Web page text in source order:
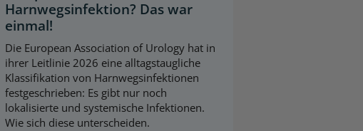
Harnwegsinfektion? Das war
einmal!
Die European Association of Urology hat in
ihrer Leitlinie 2026 eine alltagstaugliche
Klassifikation von Harnwegsinfektionen
festgeschrieben: Es gibt nur noch
lokalisierte und systemische Infektionen.
Wie sich diese unterscheiden.